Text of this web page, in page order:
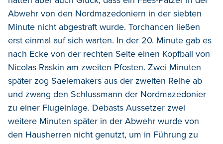
Abwehr von den Nordmazedoniern in der siebten
Minute nicht abgestraft wurde. Torchancen ließen
erst einmal auf sich warten. In der 20. Minute gab es
nach Ecke von der rechten Seite einen Kopfball von
Nicolas Raskin am zweiten Pfosten. Zwei Minuten
später zog Saelemakers aus der zweiten Reihe ab
und zwang den Schlussmann der Nordmazedonier
zu einer Flugeinlage. Debasts Aussetzer zwei
weitere Minuten später in der Abwehr wurde von
den Hausherren nicht genutzt, um in Führung zu